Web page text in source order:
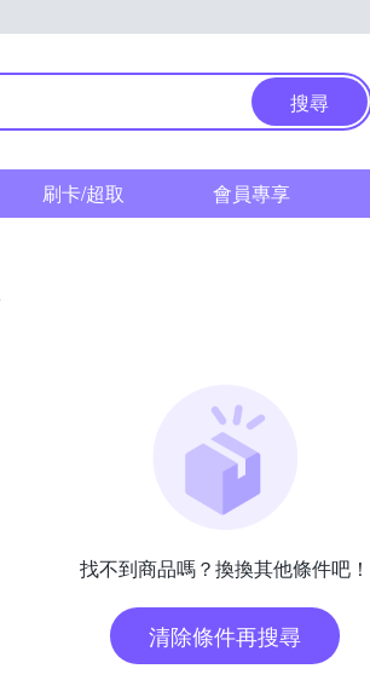
搜尋
刷卡/超取 會員專享
找不到商品嗎？換換其他條件吧！
清除條件再搜尋